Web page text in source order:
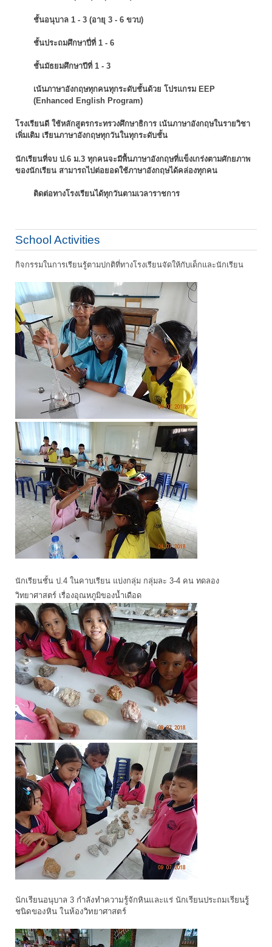
ชั้นอนุบาล 1 - 3 (อายุ 3 - 6 ขวบ)
ชั้นประถมศึกษาปี่ที่ 1 - 6
ชั้นมัธยมศึกษาปีที่ 1 - 3
เน้นภาษาอังกฤษทุกคนทุกระดับชั้นด้วย โปรแกรม EEP
(Enhanced English Program)
โรงเรียนดี ใช้หลักสูตรกระทรวงศึกษาธิการ เน้นภาษาอังกฤษในรายวิชา
เพิ่มเติม เรียนภาษาอังกฤษทุกวันในทุกระดับชั้น
นักเรียนที่จบ ป.6 ม.3 ทุกคนจะมีพื้นภาษาอังกฤษที่แข็งเกร่งตามศักยภาพ
ของนักเรียน สามารถไปต่อยอดใช้ภาษาอังกฤษได้คล่องทุกคน
ติดต่อทางโรงเรียนได้ทุกวันตามเวลาราชการ
School Activities
กิจกรรมในการเรียนรู้ตามปกติที่ทางโรงเรียนจัดให้กับเด็กและนักเรียน
นักเรียนชั้น ป.4 ในคาบเรียน แบ่งกลุ่ม กลุ่มละ 3-4 คน ทดลอง
วิทยาศาสตร์ เรื่องอุณหภูมิของน้ำเดือด
นักเรียนอนุบาล 3 กำลังทำความรู้จักหินและแร่ นักเรียนประถมเรียนรูู้
ชนิดของหิน ในห้องวิทยาศาสตร์